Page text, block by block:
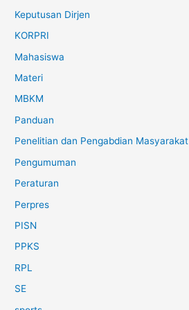
Keputusan Dirjen
KORPRI
Mahasiswa
Materi
MBKM
Panduan
Penelitian dan Pengabdian Masyarakat
Pengumuman
Peraturan
Perpres
PISN
PPKS
RPL
SE